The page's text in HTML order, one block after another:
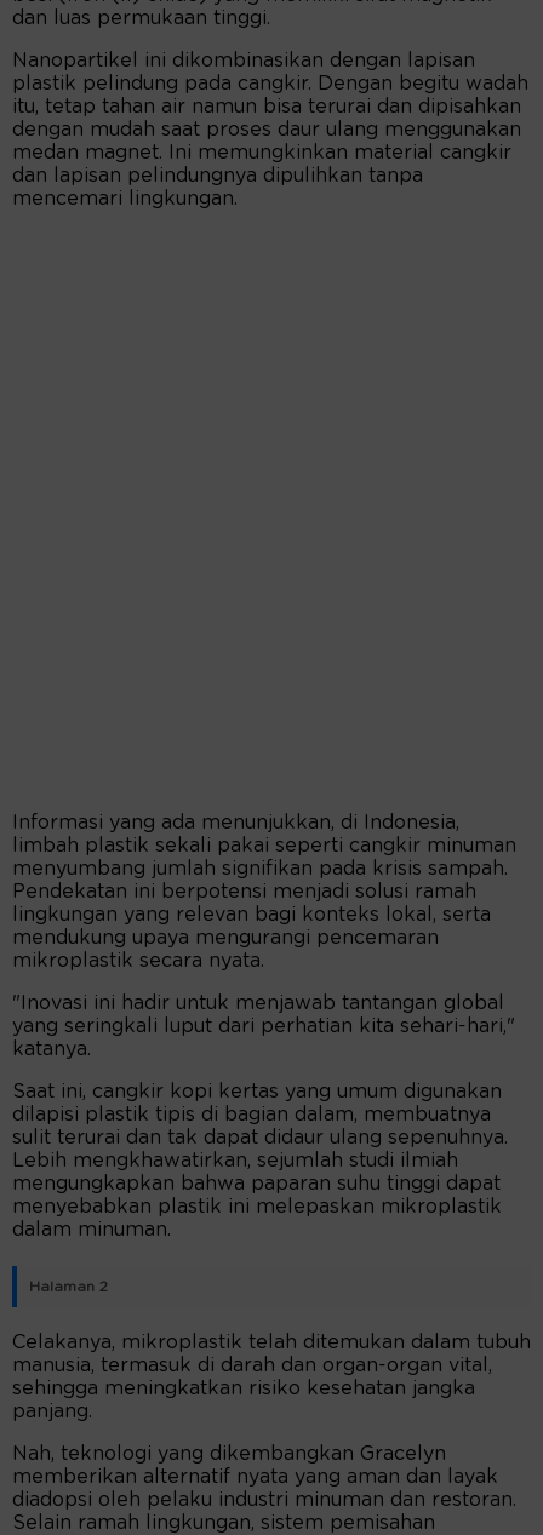
dan luas permukaan tinggi.
Nanopartikel ini dikombinasikan dengan lapisan
plastik pelindung pada cangkir. Dengan begitu wadah
itu, tetap tahan air namun bisa terurai dan dipisahkan
dengan mudah saat proses daur ulang menggunakan
medan magnet. Ini memungkinkan material cangkir
dan lapisan pelindungnya dipulihkan tanpa
mencemari lingkungan.
Informasi yang ada menunjukkan, di Indonesia,
limbah plastik sekali pakai seperti cangkir minuman
menyumbang jumlah signifikan pada krisis sampah.
Pendekatan ini berpotensi menjadi solusi ramah
lingkungan yang relevan bagi konteks lokal, serta
mendukung upaya mengurangi pencemaran
mikroplastik secara nyata.
"Inovasi ini hadir untuk menjawab tantangan global
yang seringkali luput dari perhatian kita sehari-hari,"
katanya.
Saat ini, cangkir kopi kertas yang umum digunakan
dilapisi plastik tipis di bagian dalam, membuatnya
sulit terurai dan tak dapat didaur ulang sepenuhnya.
Lebih mengkhawatirkan, sejumlah studi ilmiah
mengungkapkan bahwa paparan suhu tinggi dapat
menyebabkan plastik ini melepaskan mikroplastik
dalam minuman.
Halaman 2
Celakanya, mikroplastik telah ditemukan dalam tubuh
manusia, termasuk di darah dan organ-organ vital,
sehingga meningkatkan risiko kesehatan jangka
panjang.
Nah, teknologi yang dikembangkan Gracelyn
memberikan alternatif nyata yang aman dan layak
diadopsi oleh pelaku industri minuman dan restoran.
Selain ramah lingkungan, sistem pemisahan